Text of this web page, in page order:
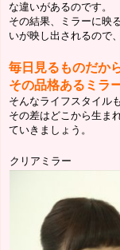
な違いがあるのです。
その結果、ミラーに映
いが映し出されるので
毎日見るものだか
その品格あるミラ
そんなライフスタイル
その差はどこから生ま
ていきましょう。
クリアミラー